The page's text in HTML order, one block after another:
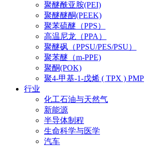
聚醚酰亚胺(PEI)
聚醚醚酮(PEEK)
聚苯硫醚（PPS）
高温尼龙（PPA）
聚醚砜（PPSU/PES/PSU）
聚苯醚（m-PPE)
聚酮(POK)
聚4-甲基-1-戊烯 ( TPX ) PMP
行业
化工石油与天然气
新能源
半导体制程
生命科学与医学
汽车